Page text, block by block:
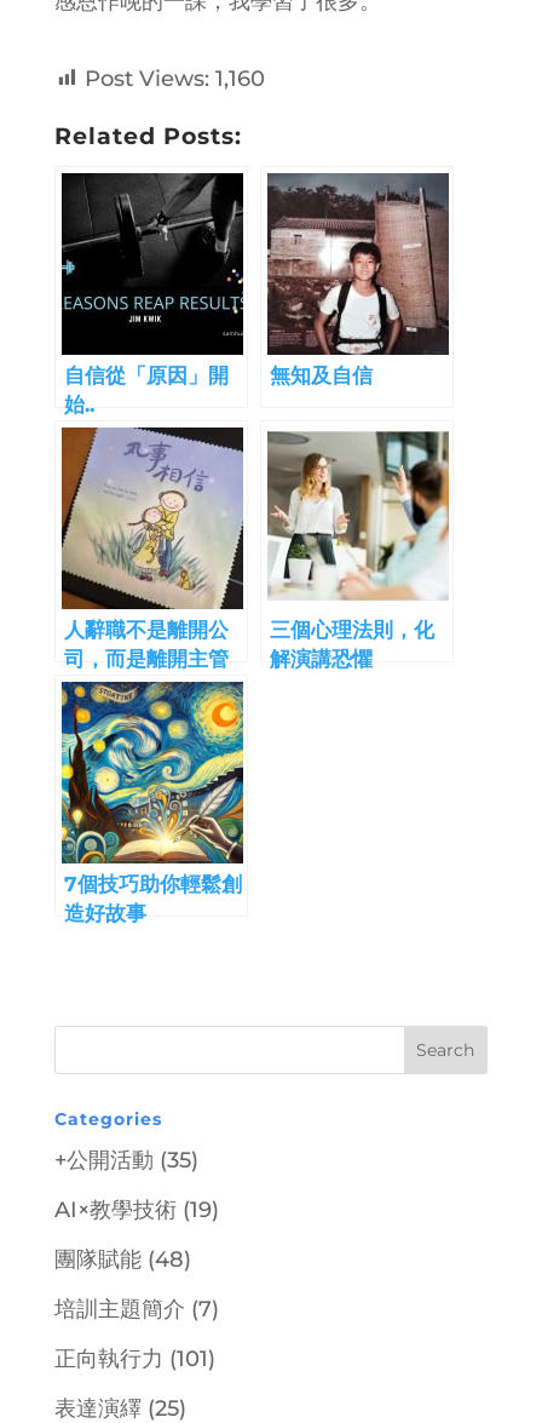
Post Views: 1,160
Related Posts:
自信從「原因」開
始..
無知及自信
人辭職不是離開公
司，而是離開主管
三個心理法則，化
解演講恐懼
7個技巧助你輕鬆創
造好故事
Categories
+公開活動 (35)
AI×教學技術(19)
團隊賦能(48)
培訓主題簡介 (7)
正向執行力 (101)
表達演繹 (25)